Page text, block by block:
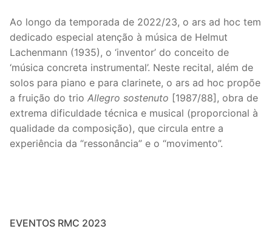
Ao longo da temporada de 2022/23, o ars ad hoc tem
dedicado especial atenção à música de Helmut
Lachenmann (1935), o ‘inventor’ do conceito de
‘música concreta instrumental’. Neste recital, além de
solos para piano e para clarinete, o ars ad hoc propõe
a fruição do trio Allegro sostenuto [1987/88], obra de
extrema dificuldade técnica e musical (proporcional à
qualidade da composição), que circula entre a
experiência da “ressonância” e o “movimento”.
EVENTOS RMC 2023